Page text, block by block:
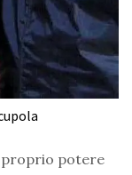
proprio potere